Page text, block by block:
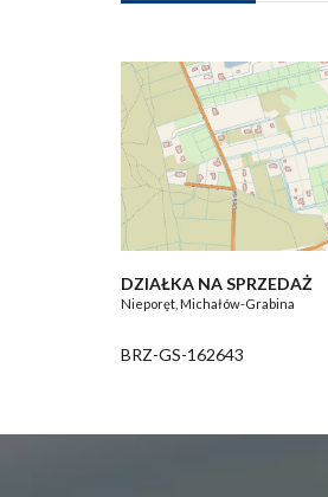
DZIAŁKA NA SPRZEDAŻ
Nieporęt, Michałów-Grabina
BRZ-GS-162643